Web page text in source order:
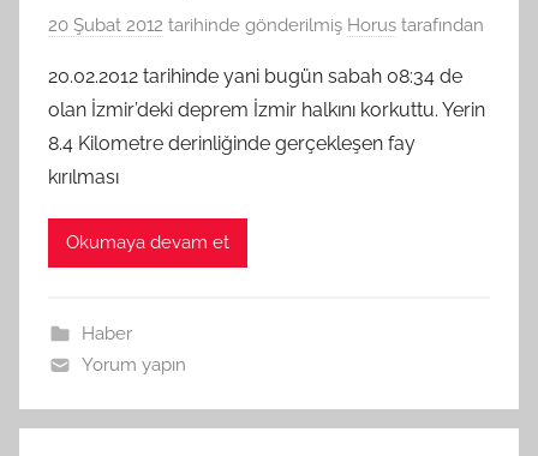
20 Şubat 2012 tarihinde gönderilmiş Horus tarafından
20.02.2012 tarihinde yani bugün sabah 08:34 de
olan İzmir’deki deprem İzmir halkını korkuttu. Yerin
8.4 Kilometre derinliğinde gerçekleşen fay
kırılması
Okumaya devam et
Haber
Yorum yapın